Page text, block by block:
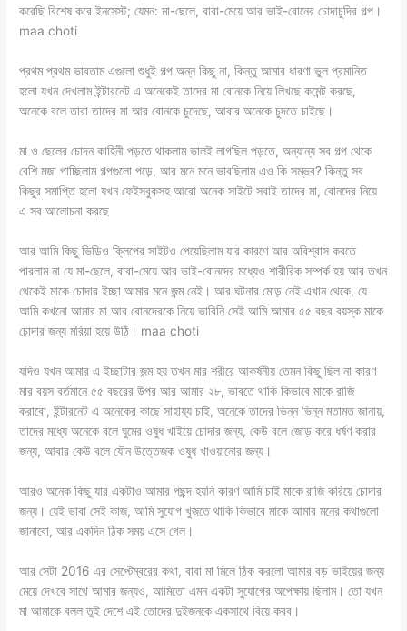
করেছি বিশেষ করে ইনসেস্ট; যেমন: মা-ছেলে, বাবা-মেয়ে আর ভাই-বোনের চোদাচুদির গল্প।
maa choti
প্রথম প্রথম ভাবতাম এগুলো শুধুই গল্প অন্ন কিছু না, কিন্তু আমার ধারণা ভুল প্রমানিত
হলো যখন দেখলাম ইন্টারনেট এ অনেকেই তাদের মা বোনকে নিয়ে লিখছে কমেন্ট করছে,
অনেকে বলে তারা তাদের মা আর বোনকে চুদেছে, আবার অনেকে চুদতে চাইছে।
মা ও ছেলের চোদন কাহিনী পড়তে থাকলাম ভালই লাগছিল পড়তে, অন্যান্য সব গল্প থেকে
বেশি মজা পাচ্ছিলাম গল্পগুলো পড়ে, আর মনে মনে ভাবছিলাম এও কি সম্ভব? কিন্তু সব
কিছুর সমাপ্তি হলো যখন ফেইসবুকসহ আরো অনেক সাইটে সবাই তাদের মা, বোনদের নিয়ে
এ সব আলোচনা করছে
আর আমি কিছু ভিডিও ক্লিপের সাইটও পেয়েছিলাম যার কারণে আর অবিশ্বাস করতে
পারলাম না যে মা-ছেলে, বাবা-মেয়ে আর ভাই-বোনদের মধ্যেও শারীরিক সম্পর্ক হয় আর তখন
থেকেই মাকে চোদার ইচ্ছা আমার মনে জন্ম নেই। আর ঘটনার মোড় নেই এখান থেকে, যে
আমি কখনো আমার মা আর বোনদেরকে নিয়ে ভাবিনি সেই আমি আমার ৫৫ বছর বয়স্ক মাকে
চোদার জন্য মরিয়া হয়ে উঠি। maa choti
যদিও যখন আমার এ ইচ্ছাটার জন্ম হয় তখন মার শরীরে আকর্ষনীয় তেমন কিছু ছিল না কারণ
মার বয়স বর্তমানে ৫৫ বছরের উপর আর আমার ২৮, ভাবতে থাকি কিভাবে মাকে রাজি
করাবো, ইন্টারনেট এ অনেকের কাছে সাহায্য চাই, অনেকে তাদের ভিন্ন ভিন্ন মতামত জানায়,
তাদের মধ্যে অনেকে বলে ঘুমের ওষুধ খাইয়ে চোদার জন্য, কেউ বলে জোড় করে ধর্ষণ করার
জন্য, আবার কেউ বলে যৌন উত্তেজক ওষুধ খাওয়ানোর জন্য।
আরও অনেক কিছু যার একটাও আমার পছন্দ হয়নি কারণ আমি চাই মাকে রাজি করিয়ে চোদার
জন্য। যেই ভাবা সেই কাজ, আমি সুযোগ খুজতে থাকি কিভাবে মাকে আমার মনের কথাগুলো
জানাবো, আর একদিন ঠিক সময় এসে গেল।
আর সেটা 2016 এর সেপ্টেম্বরের কথা, বাবা মা মিলে ঠিক করলো আমার বড় ভাইয়ের জন্য
মেয়ে দেখবে সাথে আমার জন্যও, আমিতো এমন একটা সুযোগের অপেক্ষায় ছিলাম। তো যখন
মা আমাকে বলল তুই দেশে এই তোদের দুইজনকে একসাথে বিয়ে করব।